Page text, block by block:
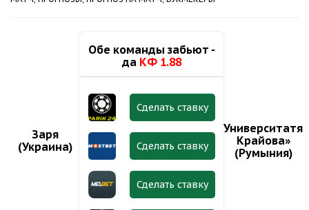
Заря
(Украина)
Обе команды забьют -
да КФ 1.88
Сделать ставку
Сделать ставку
Сделать ставку
Университатя
Крайова»
(Румыния)